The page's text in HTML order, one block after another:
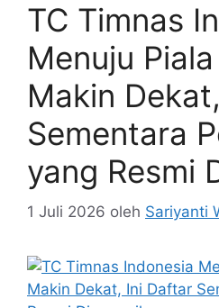
TC Timnas
Menuju
Makin
Sementara
yang Resmi
1 Juli 2026 oleh Sariyanti